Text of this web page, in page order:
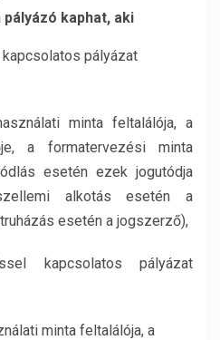
kaphat, aki
pályázat
minta feltalálója, a
a formatervezési minta
esetén ezek jogutódja
alkotás esetén a
esetén a jogszerző),
kapcsolatos pályázat
minta feltalálója, a